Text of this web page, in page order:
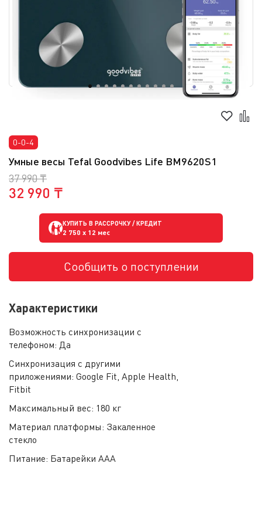
0-0-4
Умные весы Tefal Goodvibes Life BM9620S1
37 990 ₸
32 990 ₸
КУПИТЬ В РАССРОЧКУ / КРЕДИТ
2 750 x 12 мес
Сообщить о поступлении
Характеристики
Возможность синхронизации с
телефоном: Да
Синхронизация с другими
приложениями: Google Fit, Apple Health,
Fitbit
Максимальный вес: 180 кг
Материал платформы: Закаленное
стекло
Питание: Батарейки ААА